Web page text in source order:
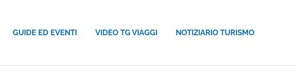
GUIDE ED EVENTI VIDEO TG VIAGGI NOTIZIARIO TURISMO